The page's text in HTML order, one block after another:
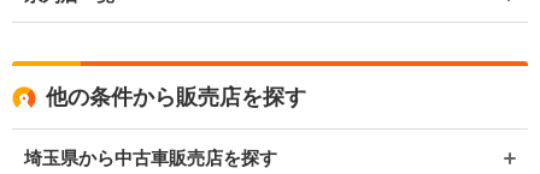
他の条件から販売店を探す
埼玉県から中古車販売店を探す